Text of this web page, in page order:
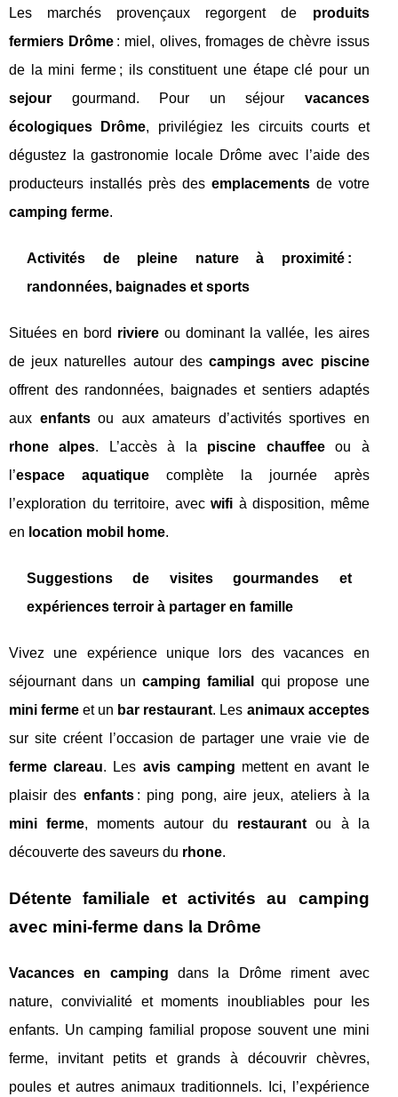
Les marchés provençaux regorgent de produits
fermiers Drôme : miel, olives, fromages de chèvre issus
de la mini ferme ; ils constituent une étape clé pour un
sejour gourmand. Pour un séjour vacances
écologiques Drôme, privilégiez les circuits courts et
dégustez la gastronomie locale Drôme avec l’aide des
producteurs installés près des emplacementsde votre
camping ferme.
Activités de pleine nature à proximité :
randonnées, baignades et sports
Situées en bord riviere ou dominant la vallée, les aires
de jeux naturelles autour descampings avec piscine
offrent des randonnées, baignades et sentiers adaptés
aux enfantsou aux amateurs d’activités sportives en
rhone alpes. L’accès à la piscine chauffeeou à
l’espace aquatiquecomplète la journée après
l’exploration du territoire, avecwifi à disposition, même
en location mobil home.
Suggestions de visites gourmandes et
expériences terroir à partager en famille
Vivez une expérience unique lors des vacances en
séjournant dans uncamping familial
qui propose une
mini ferme et un bar restaurant. Les animaux acceptes
sur site créent l’occasion de partager une vraie vie de
ferme clareau. Les avis camping mettent en avant le
plaisir des enfants: ping pong, aire jeux, ateliers à la
mini ferme, moments autour du restaurant ou à la
découverte des saveurs du rhone.
Détente familiale et activités au camping
avec mini-ferme dans la Drôme
Vacances en camping dans la Drôme riment avec
nature, convivialité et moments inoubliables pour les
enfants. Un camping familial propose souvent une mini
ferme, invitant petits et grands à découvrir chèvres,
poules et autres animaux traditionnels. Ici, l’expérience